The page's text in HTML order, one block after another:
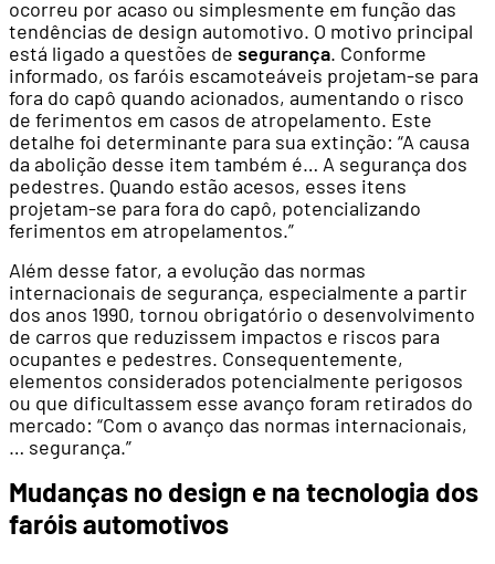
ocorreu por acaso ou simplesmente em função das
tendências de design automotivo. O motivo principal
está ligado a questões de segurança. Conforme
informado, os faróis escamoteáveis projetam-se para
fora do capô quando acionados, aumentando o risco
de ferimentos em casos de atropelamento. Este
detalhe foi determinante para sua extinção: “A causa
da abolição desse item também é… A segurança dos
pedestres. Quando estão acesos, esses itens
projetam-se para fora do capô, potencializando
ferimentos em atropelamentos.”
Além desse fator, a evolução das normas
internacionais de segurança, especialmente a partir
dos anos 1990, tornou obrigatório o desenvolvimento
de carros que reduzissem impactos e riscos para
ocupantes e pedestres. Consequentemente,
elementos considerados potencialmente perigosos
ou que dificultassem esse avanço foram retirados do
mercado: “Com o avanço das normas internacionais,
… segurança.”
Mudanças no design e na tecnologia dos
faróis automotivos